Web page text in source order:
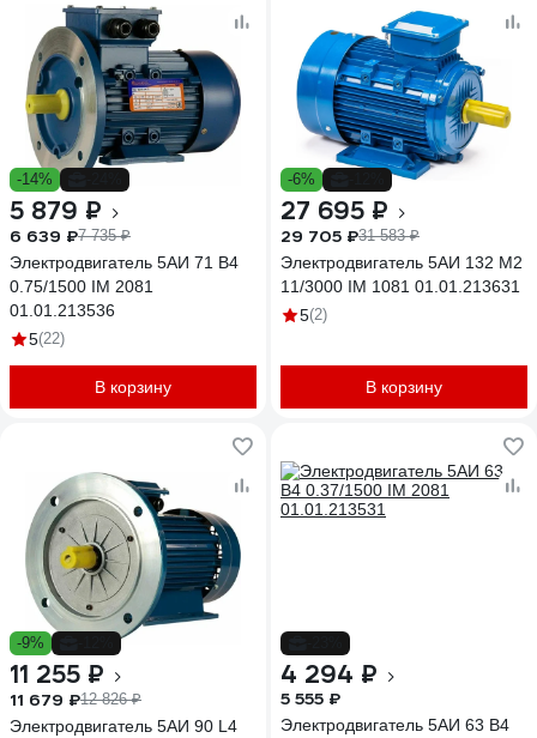
-14%
5 879 ₽
6 639 ₽7 735 ₽
Электродвигатель 5АИ 71 В4
0.75/1500 IM 2081
01.01.213536
5(22)
В корзину
-6%
27 695 ₽
29 705 ₽31 583 ₽
Электродвигатель 5АИ 132 М2
11/3000 IM 1081 01.01.213631
5(2)
В корзину
-9%
11 255 ₽
11 679 ₽12 826 ₽
Электродвигатель 5АИ 90 L4
4 294 ₽
5 555 ₽
Электродвигатель 5АИ 63 В4